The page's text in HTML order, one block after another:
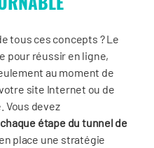
tous ces concepts ? Le
pour réussir en ligne,
au moment de
votre site Internet ou de
Vous devez
étape du tunnel de
place une stratégie